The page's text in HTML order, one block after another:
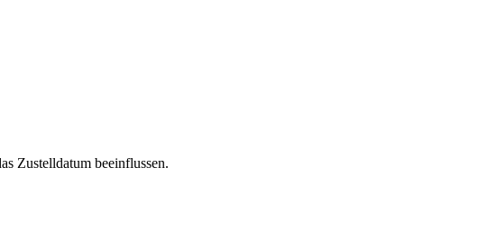
Zustelldatum beeinflussen.